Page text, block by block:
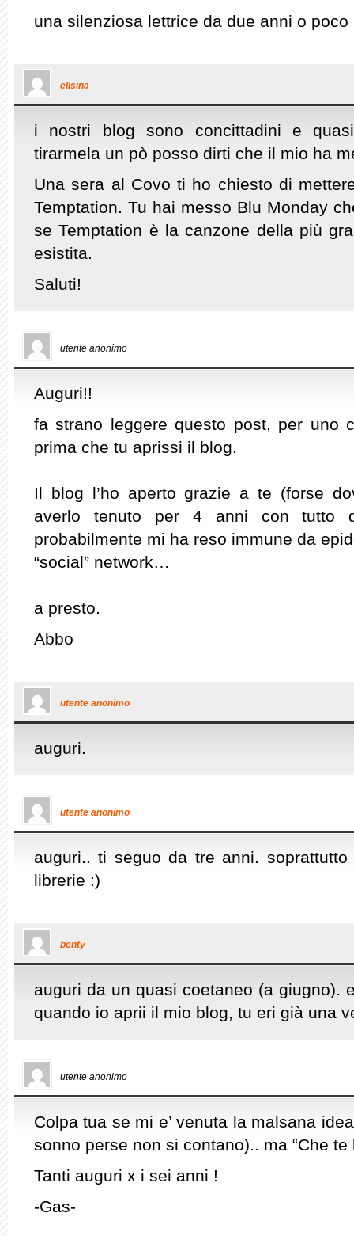
una silenziosa lettrice da due anni o poco
elisina
i nostri blog sono concittadini e
tirarmela un pò posso dirti che il mio ha
Una sera al Covo ti ho chiesto di
Temptation. Tu hai messo Blu Monday
se Temptation è la canzone della più
esistita.
Saluti!
utente anonimo
Auguri!!
fa strano leggere questo post, per uno
prima che tu aprissi il blog.
Il blog l’ho aperto grazie a te (forse
averlo tenuto per 4 anni con tutto
probabilmente mi ha reso immune da
“social” network…
a presto.
Abbo
utente anonimo
auguri.
utente anonimo
auguri.. ti seguo da tre anni.
librerie :)
benty
auguri da un quasi coetaneo (a giugno).
quando io aprii il mio blog, tu eri già una
utente anonimo
Colpa tua se mi e’ venuta la malsana
sonno perse non si contano).. ma “Che te
Tanti auguri x i sei anni !
-Gas-